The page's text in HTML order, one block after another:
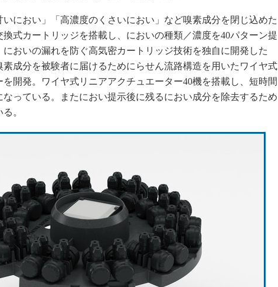
におい」「高濃度のくさいにおい」など嗅素成分を閉じ込めた
式カートリッジを搭載し、においの種類／濃度を40パターン提
おいの漏れを防ぐ高気密カートリッジ技術を独自に開発した
成分を被験者に届けるためにらせん流路構造を用いたワイヤ式
を開発。ワイヤ式リニアアクチュエーター40機を搭載し、短時間
っている。またにおい提示後に残るにおい成分を除去するため
。